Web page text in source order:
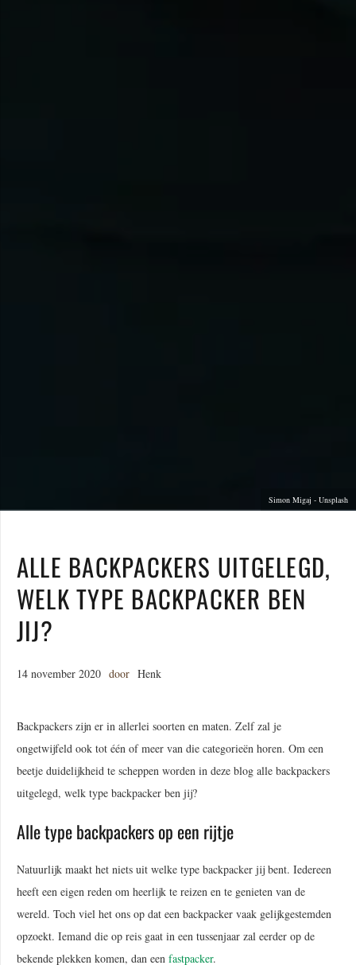
Simon Migaj - Unsplash
ALLE BACKPACKERS UITGELEGD,
WELK TYPE BACKPACKER BEN
JIJ?
14 november 2020 door Henk
Backpackers zijn er in allerlei soorten en maten. Zelf zal je
ongetwijfeld ook tot één of meer van die categorieën horen. Om een
beetje duidelijkheid te scheppen worden in deze blog alle backpackers
uitgelegd, welk type backpacker ben jij?
Alle type backpackers op een rijtje
Natuurlijk maakt het niets uit welke type backpacker jij bent. Iedereen
heeft een eigen reden om heerlijk te reizen en te genieten van de
wereld. Toch viel het ons op dat een backpacker vaak gelijkgestemden
opzoekt. Iemand die op reis gaat in een tussenjaar zal eerder op de
bekende plekken komen, dan een fastpacker.